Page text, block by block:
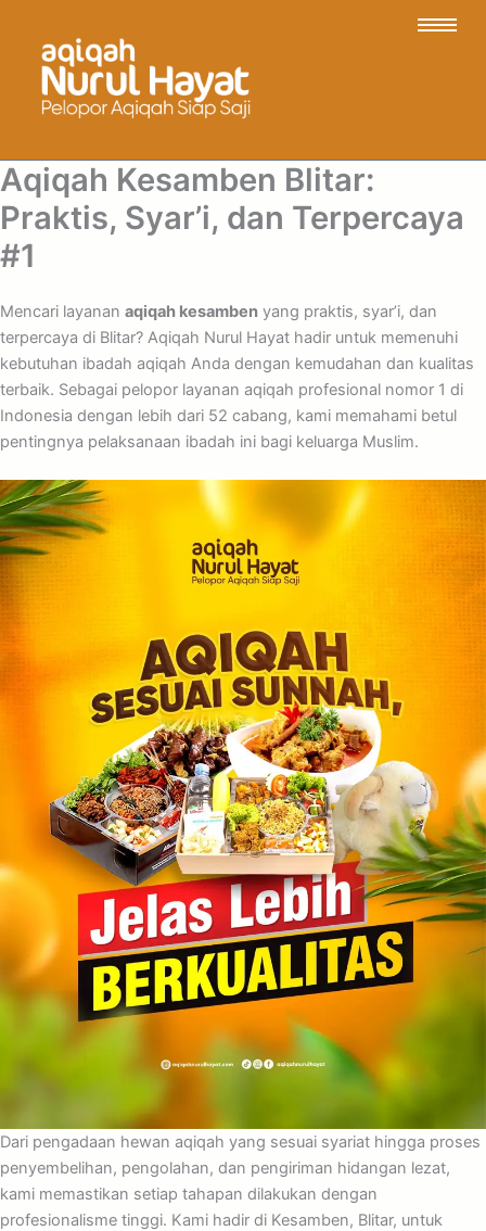
Aqiqah Kesamben Blitar:
Praktis, Syar’i, dan Terpercaya
#1
Mencari layanan aqiqah kesamben yang praktis, syar’i, dan
terpercaya di Blitar? Aqiqah Nurul Hayat hadir untuk memenuhi
kebutuhan ibadah aqiqah Anda dengan kemudahan dan kualitas
terbaik. Sebagai pelopor layanan aqiqah profesional nomor 1 di
Indonesia dengan lebih dari 52 cabang, kami memahami betul
pentingnya pelaksanaan ibadah ini bagi keluarga Muslim.
Dari pengadaan hewan aqiqah yang sesuai syariat hingga proses
penyembelihan, pengolahan, dan pengiriman hidangan lezat,
kami memastikan setiap tahapan dilakukan dengan
profesionalisme tinggi. Kami hadir di Kesamben, Blitar, untuk